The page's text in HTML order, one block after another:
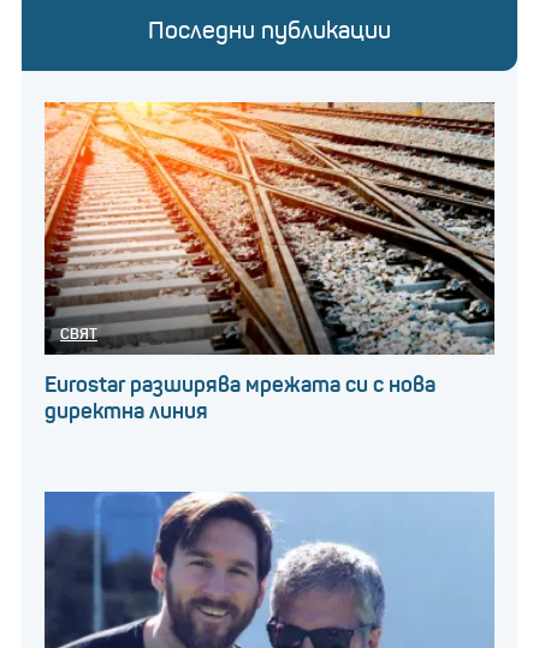
Последни публикации
СВЯТ
Eurostar разширява мрежата си с нова
директна линия